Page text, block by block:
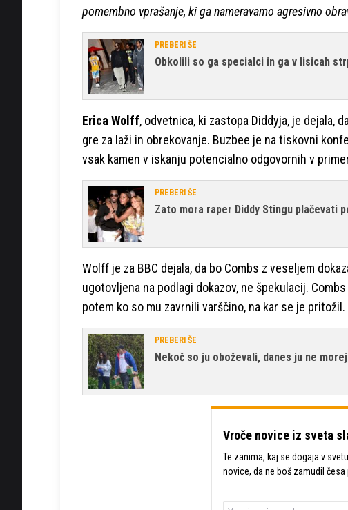
pomembno vprašanje, ki ga nameravamo agresivno
PREBERI ŠE
Obkolili so ga specialci in ga v lisicah
Erica Wolff, odvetnica, ki zastopa Diddyja, je dejala,
gre za laži in obrekovanje. Buzbee je na tiskovni
vsak kamen v iskanju potencialno odgovornih v
PREBERI ŠE
Zato mora raper Diddy Stingu plačevati
Wolff je za BBC dejala, da bo Combs z veseljem
ugotovljena na podlagi dokazov, ne špekulacij.
potem ko so mu zavrnili varščino, na kar se je
PREBERI ŠE
Nekoč so ju oboževali, danes ju ne
Vroče novice iz sveta
Te zanima, kaj se dogaja v
novice, da ne boš zamudil